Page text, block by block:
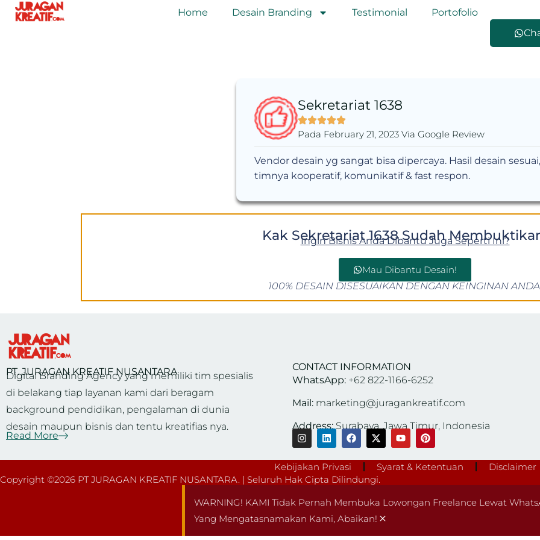
Home Desain Branding Testimonial
Portofolio
Sekretariat 1638
Pada February 21, 2023 Via Google Review
Vendor desain yg sangat bisa dipercaya. Hasil desain sesuai,
timnya kooperatif, komunikatif & fast respon.
Kak Sekretariat 1638 Sudah
Ingin Bisnis Anda Dibantu Juga Seperti Ini?
Mau Dibantu Desain!
100% DESAIN DISESUAIKAN DENGAN KEINGINAN
PT. JURAGAN KREATIF NUSANTARA
Digital Branding Agency yang memiliki tim spesialis
di belakang tiap layanan kami dari beragam
background pendidikan, pengalaman di dunia
desain maupun bisnis dan tentu kreatifias nya.
Read More
CONTACT INFORMATION
WhatsApp: +62 822-1166-6252
Mail: marketing@juragankreatif.com
Address: Surabaya, Jawa Timur, Indonesia
Kebijakan Privasi Syarat & Ketentuan
Disclaimer
Copyright ©2026 PT JURAGAN KREATIF NUSANTARA. | Seluruh Hak Cipta Dilindungi.
WARNING! KAMI Tidak Pernah Membuka Lowongan Freelance Lewat
Yang Mengatasnamakan Kami, Abaikan! ×